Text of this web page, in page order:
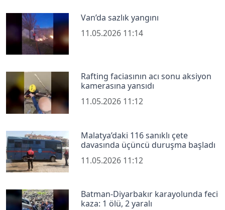
Van’da sazlık yangını
11.05.2026 11:14
Rafting faciasının acı sonu aksiyon
kamerasına yansıdı
11.05.2026 11:12
Malatya’daki 116 sanıklı çete
davasında üçüncü duruşma başladı
11.05.2026 11:12
Batman-Diyarbakır karayolunda feci
kaza: 1 ölü, 2 yaralı